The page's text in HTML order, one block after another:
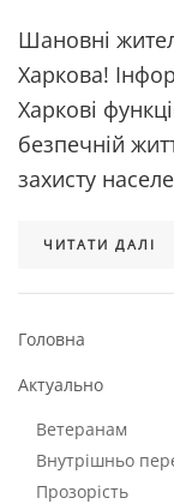
Шановні
Харкова!
Харкові
безпечній
захисту
ЧИТАТИ ДАЛІ
Головна
Актуально
Ветеранам
Внутрішньо
Прозорість